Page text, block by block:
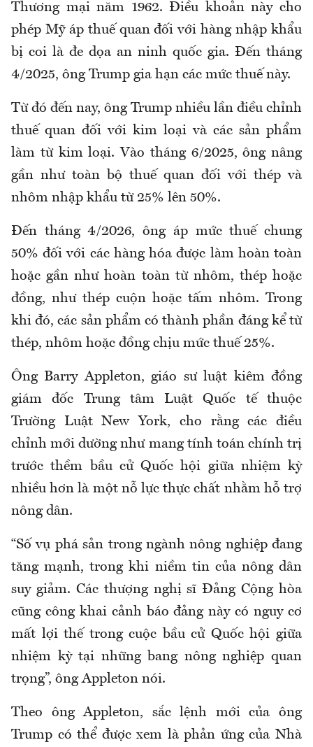
Thương mại năm 1962. Điều khoản này cho
phép Mỹ áp thuế quan đối với hàng nhập khẩu
bị coi là đe dọa an ninh quốc gia. Đến tháng
4/2025, ông Trump gia hạn các mức thuế này.
Từ đó đến nay, ông Trump nhiều lần điều chỉnh
thuế quan đối với kim loại và các sản phẩm
làm từ kim loại. Vào tháng 6/2025, ông nâng
gần như toàn bộ thuế quan đối với thép và
nhôm nhập khẩu từ 25% lên 50%.
Đến tháng 4/2026, ông áp mức thuế chung
50% đối với các hàng hóa được làm hoàn toàn
hoặc gần như hoàn toàn từ nhôm, thép hoặc
đồng, như thép cuộn hoặc tấm nhôm. Trong
khi đó, các sản phẩm có thành phần đáng kể từ
thép, nhôm hoặc đồng chịu mức thuế 25%.
Ông Barry Appleton, giáo sư luật kiêm đồng
giám đốc Trung tâm Luật Quốc tế thuộc
Trường Luật New York, cho rằng các điều
chỉnh mới dường như mang tính toán chính trị
trước thềm bầu cử Quốc hội giữa nhiệm kỳ
nhiều hơn là một nỗ lực thực chất nhằm hỗ trợ
nông dân.
“Số vụ phá sản trong ngành nông nghiệp đang
tăng mạnh, trong khi niềm tin của nông dân
suy giảm. Các thượng nghị sĩ Đảng Cộng hòa
cũng công khai cảnh báo đảng này có nguy cơ
mất lợi thế trong cuộc bầu cử Quốc hội giữa
nhiệm kỳ tại những bang nông nghiệp quan
trọng”, ông Appleton nói.
Theo ông Appleton, sắc lệnh mới của ông
Trump có thể được xem là phản ứng của Nhà